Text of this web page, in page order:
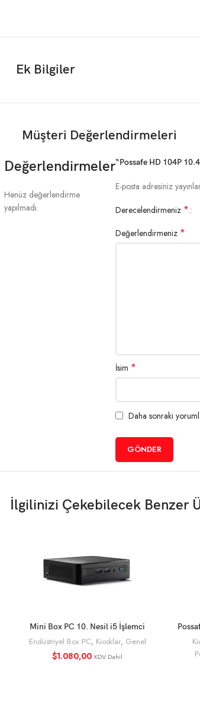
Ek Bilgiler
Müşteri Değerlendirmeleri
Değerlendirmeler
Henüz değerlendirme
yapılmadı.
“Possafe HD 104P
E-posta adresiniz
Derecelendirmeniz *
Değerlendirmeniz *
İsim *
Daha sonraki
İlgilinizi Çekebilecek Benzer
SEPETE EKLE
Mini Box PC 10. Nesil i5 İşlemci
Endüstriyel Box PC, Kiosklar, Genel
$1.080,00 KDV Dahil